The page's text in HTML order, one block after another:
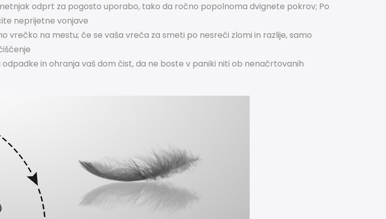
odprt za pogosto uporabo, tako da ročno popolnoma dvignete pokrov; Po
neprijetne vonjave
vrečko na mestu; če se vaša vreča za smeti po nesreči zlomi in razlije, samo
in ohranja vaš dom čist, da ne boste v paniki niti ob nenačrtovanih